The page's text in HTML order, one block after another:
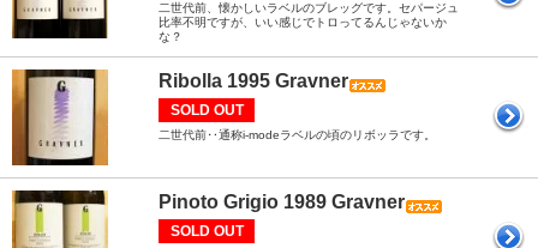
二世代前、懐かしいラベルのブレッグです。セパージュ
比率不明ですが、いい感じでトロってるんじゃないか
な？
Ribolla 1995 Gravner
SOLD OUT
二世代前‥通称i-modeラベルの頃のリボッラです。
Pinoto Grigio 1989 Gravner
SOLD OUT